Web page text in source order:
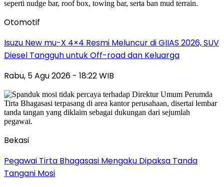
Otomotif
Isuzu New mu-X 4×4 Resmi Meluncur di GIIAS 2026, SUV
Diesel Tangguh untuk Off-road dan Keluarga
Rabu, 5 Agu 2026 - 18:22 WIB
Bekasi
Pegawai Tirta Bhagasasi Mengaku Dipaksa Tanda
Tangani Mosi